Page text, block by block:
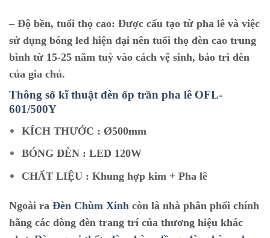
– Độ bền, tuổi thọ cao: Được cấu tạo từ pha lê và việc
sử dụng bóng led hiện đại nên tuổi thọ đèn cao trung
bình từ 15-25 năm tuỳ vào cách vệ sinh, bảo trì đèn
của gia chủ.
Thông số kĩ thuật đèn ốp trần pha lê OFL-
601/500Y
KÍCH THƯỚC : Ø500mm
BÓNG ĐÈN : LED 120W
CHẤT LIỆU : Khung hợp kim + Pha lê
Ngoài ra Đèn Chùm Xinh còn là nhà phân phối chính
hãng các dòng đèn trang trí của thương hiệu khác